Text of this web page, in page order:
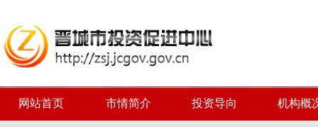
网站首页 市情简介 投资导向 机构概